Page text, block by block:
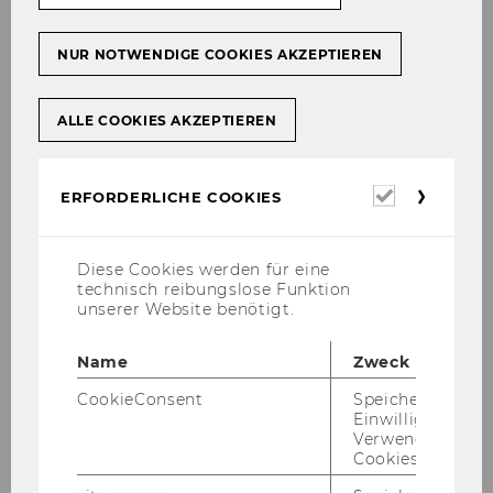
SEEP the­ses have been su­per­vi­sed by per­sons
not listed here.
justice a case study of coal
South Africa
Tourism and conservation:
synergies and incompatibilities
for sustainable development
multi-level potentials and
limitations in the case of
CapeNature, South Africa
Bärnthaler, Richard
NUR NOTWENDIGE COOKIES AKZEPTIEREN
ALLE COOKIES AKZEPTIEREN
ERFORDERLICHE COOKIES
Diese Cookies werden für eine
technisch reibungslose Funktion
unserer Website benötigt.
Name
Zweck
CookieConsent
Speichert Ihre
Einwilligung zur
Verwendung von
Cookies.